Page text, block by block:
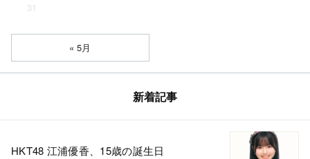
31
« 5月
新着記事
HKT48 江浦優香、15歳の誕生日